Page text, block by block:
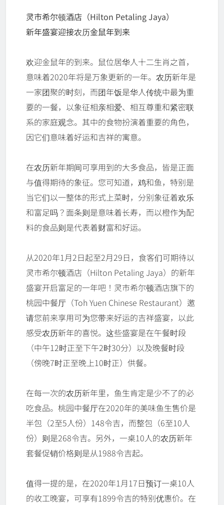
灵市希尔顿酒店（Hilton Petaling Jaya）
新年盛宴迎接农历金鼠年到来
欢迎金鼠年的到来。鼠位居华人十二生肖之首，
意味着2020年将是万象更新的一年。农历新年是
一家团聚的时刻，而团年饭是华人传统中最为重
要的一餐，以象征相亲相爱、相互尊重和紧密联
系的家庭观念。其中的食物扮演着重要的角色，
因它们意味着好运和吉祥的寓意。
在农历新年期间可享用到的大多食品，皆是正面
与值得期待的象征。您可知道，鸡和鱼，特别是
当它们以一整体的形式上菜时，分别象征着欢乐
和富足吗？面条则是意味着长寿，而以橙作为配
料的食品则是代表着财富和好运。
从2020年1月2日起至2月29日，食客们可期待以
灵市希尔顿酒店（Hilton Petaling Jaya）的新年
盛宴开启富足的一年吧！灵市希尔顿酒店旗下的
桃园中餐厅（Toh Yuen Chinese Restaurant）邀
请您前来享用可为您带来好运的吉祥盛宴，以此
感受农历新年的喜悦。这些盛宴是在午餐时段
（中午12时正至下午2时30分）以及晚餐时段
（傍晚7时正至晚上10时正）供餐。
在每一次的农历新年里，鱼生肯定是少不了的必
吃食品。桃园中餐厅在2020年的美味鱼生售价是
半包（2至5人份）148令吉，而整包（6至10人
份）则是268令吉。另外，一桌10人的农历新年
套餐促销价格则是从1988令吉起。
值得一提的是，在2020年1月17日预订一桌10人
的收工晚宴，可享有1899令吉的特别优惠价。在